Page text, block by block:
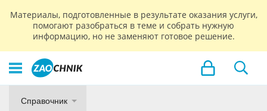
Материалы, подготовленные в результате оказания услуги,
помогают разобраться в теме и собрать нужную
информацию, но не заменяют готовое решение.
Справочник